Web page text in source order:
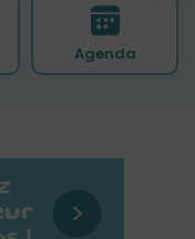
Agenda